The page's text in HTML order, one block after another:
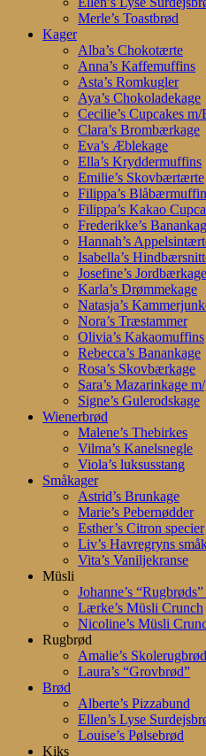
Merle’s Toastbrød
Kager
Alba’s Chokotærte
Anna’s Kaffemuffins
Asta’s Romkugler
Aya’s Chokoladekage
Cecilie’s Cupcakes
Clara’s Brombærkage
Eva’s Æblekage
Ella’s Kryddermuffins
Emilie’s Skovbærtærte
Filippa’s
Filippa’s Kakao
Frederikke’s
Hannah’s
Isabella’s
Josefine’s Jordbærkage
Karla’s Drømmekage
Natasja’s
Nora’s Træstammer
Olivia’s Kakaomuffins
Rebecca’s Banankage
Rosa’s Skovbærkage
Sara’s Mazarinkage
Signe’s Gulerodskage
Wienerbrød
Malene’s Thebirkes
Vilma’s Kanelsnegle
Viola’s luksusstang
Småkager
Astrid’s Brunkage
Marie’s Pebernødder
Esther’s Citron specier
Liv’s Havregryns
Vita’s Vaniljekranse
Müsli
Johanne’s
Lærke’s Müsli Crunch
Nicoline’s Müsli
Rugbrød
Amalie’s Skolerugbrød
Laura’s “Grovbrød”
Brød
Alberte’s Pizzabund
Ellen’s Lyse
Louise’s Pølsebrød
Kiks